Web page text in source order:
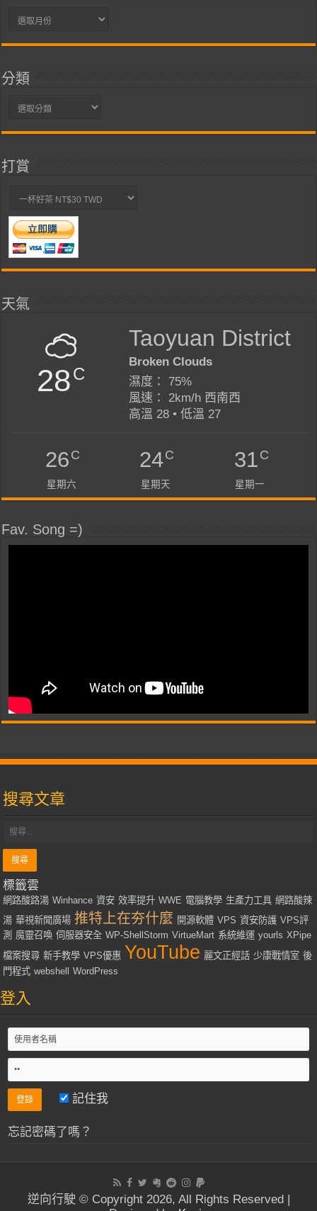
彙
分類
分
打賞
天氣
28C
Taoyuan District
Broken Clouds
濕度： 75%
風速： 2km/h 西南西
高溫 28 • 低溫 27
26C
星期六
24C
星期天
31C
星期一
Fav. Song =)
搜尋文章
標籤雲
網路酸路湯 Winhance 資安 效率提升 WWE 電腦教學 生產力工具 網路酸辣
湯 華視新聞廣場 推特上在夯什麼 開源軟體 VPS 資安防護 VPS評
測 魔靈召喚 伺服器安全 WP-ShellStorm VirtueMart 系統維運 yourls XPipe
檔案搜尋 新手教學 VPS優惠 YouTube 麗文正經話 少康戰情室 後
門程式 webshell WordPress
登入
記住我
忘記密碼了嗎？
逆向行駛 © Copyright 2026, All Rights Reserved |